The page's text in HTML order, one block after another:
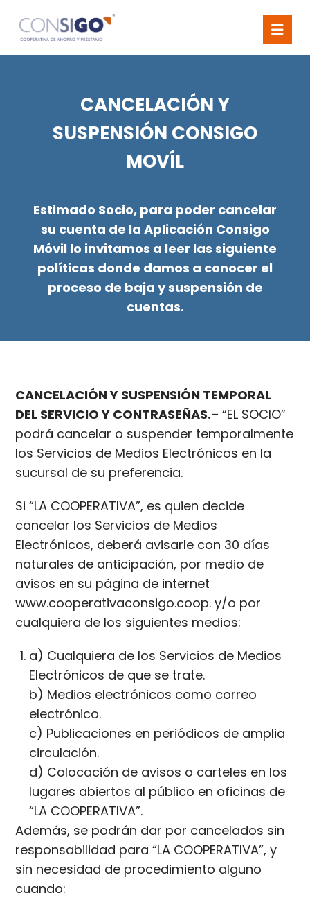
CANCELACIÓN Y
SUSPENSIÓN CONSIGO
MOVÍL
Estimado Socio, para poder cancelar
su cuenta de la Aplicación Consigo
Móvil lo invitamos a leer las siguiente
políticas donde damos a conocer el
proceso de baja y suspensión de
cuentas.
CANCELACIÓN Y SUSPENSIÓN TEMPORAL
DEL SERVICIO Y CONTRASEÑAS.– “EL SOCIO”
podrá cancelar o suspender temporalmente
los Servicios de Medios Electrónicos en la
sucursal de su preferencia.
Si “LA COOPERATIVA”, es quien decide
cancelar los Servicios de Medios
Electrónicos, deberá avisarle con 30 días
naturales de anticipación, por medio de
avisos en su página de internet
www.cooperativaconsigo.coop. y/o por
cualquiera de los siguientes medios:
a) Cualquiera de los Servicios de Medios
Electrónicos de que se trate.
b) Medios electrónicos como correo
electrónico.
c) Publicaciones en periódicos de amplia
circulación.
d) Colocación de avisos o carteles en los
lugares abiertos al público en oficinas de
“LA COOPERATIVA”.
Además, se podrán dar por cancelados sin
responsabilidad para “LA COOPERATIVA”, y
sin necesidad de procedimiento alguno
cuando: